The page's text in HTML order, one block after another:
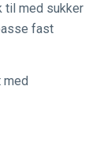
til med sukker
fast
med